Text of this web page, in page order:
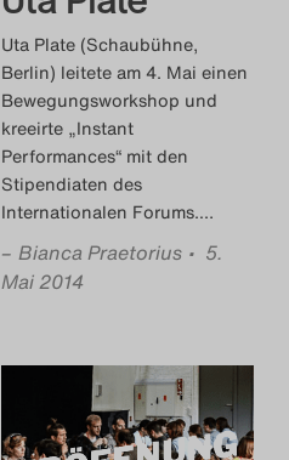
Uta Plate (Schaubühne,
Berlin) leitete am 4. Mai einen
Bewegungsworkshop und
kreeirte „Instant
Performances“ mit den
Stipendiaten des
Internationalen Forums.…
– Bianca Praetorius • 5.
Mai 2014